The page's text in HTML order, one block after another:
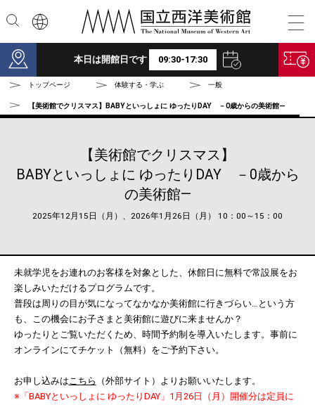
本日は開館日です 09:30-17:30
トップページ 体験する・学ぶ 一般
【美術館でクリスマス】BABYといっしょに ゆったりDAY －0歳からの美術館—
【美術館でクリスマス】
BABYといっしょに ゆったりDAY －0歳から
の美術館—
2025年12月15日（月）、2026年1月26日（月） 10：00～15：00
未就学児をお連れのお客様を対象とした、休館日に無料で常設展をお
楽しみいただけるプログラムです。
普段は周りの目が気になってなかなか美術館に行きづらい…という方
も、この機会にお子さまと美術館に遊びに来ませんか？
ゆったりとご覧いただくため、時間予約制を導入いたします。事前に
オンラインにてチケット（無料）をご予約下さい。
お申し込みは こちら （外部サイト）よりお願いいたします。
※「BABYといっしょに ゆったりDAY」1月26日（月）開催分は定員に